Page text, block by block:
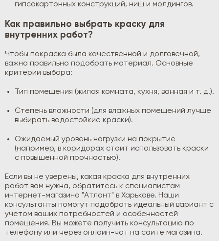
гипсокартонных конструкций, ниш и молдингов.
Как правильно выбрать краску для
внутренних работ?
Чтобы покраска была качественной и долговечной,
важно правильно подобрать материал. Основные
критерии выбора:
Тип помещения (жилая комната, кухня, ванная и т. д.).
Степень влажности (для влажных помещений лучше
выбирать водостойкие краски).
Ожидаемый уровень нагрузки на покрытие
(например, в коридорах стоит использовать краски
с повышенной прочностью).
Если вы не уверены, какая краска для внутренних
работ вам нужна, обратитесь к специалистам
интернет-магазина "Атлант" в Харькове. Наши
консультанты помогут подобрать идеальный вариант с
учетом ваших потребностей и особенностей
помещения. Вы можете получить консультацию по
телефону или через онлайн-чат на сайте магазина.